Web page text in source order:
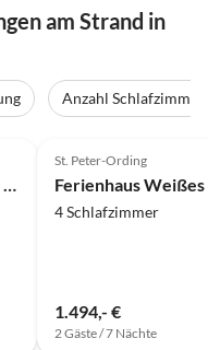
am Strand in
Anzahl Schlafzimmer
"Kleine Auszeit", Apartment Nr. 21 - Residenz Am Balmer See
St. Peter-Ording
4 Schlafzimmer
1.494,- €
2 Gäste / 7 Nächte